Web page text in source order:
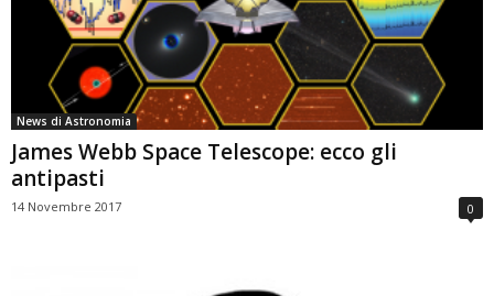
News di Astronomia
James Webb Space Telescope: ecco gli
antipasti
14 Novembre 2017 0